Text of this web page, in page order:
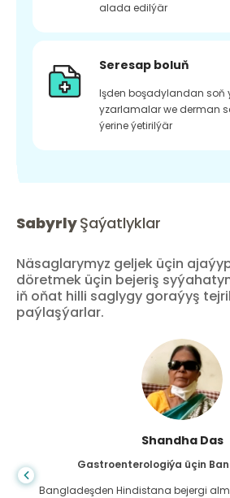
alada edilýär
Seresap boluň
Işden boşadylandan soň
yzarlamalar we derman
ýerine ýetirilýär
SabyrlyŞaýatlyklar
Näsaglarymyz geljek üçin
döretmek üçin bejeriş
iň oňat hilli saglygy goraýyş
paýlaşýarlar.
Shandha Das
Gastroenterologiýa üçin
Bangladeşden Hindistana bejergi